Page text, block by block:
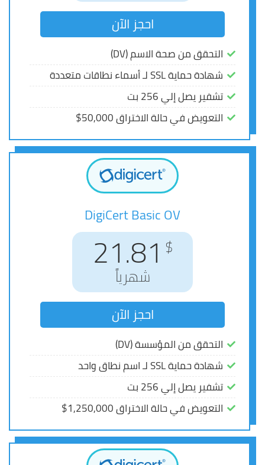
التحقق من صحة الاسم (DV)
شهادة حماية SSL لـ أسماء نطاقات متعددة
تشفير يصل إلي 256 بت
التعويض في حالة الاختراق 50,000$
احجز الآن
DigiCert Basic OV
$
23.75
شهرياً
التحقق من المؤسسة (DV)
شهادة حماية SSL لـ اسم نطاق واحد
تشفير يصل إلي 256 بت
التعويض في حالة الاختراق 1,250,000$
احجز الآن
التحقق من صحة الاسم (DV)
شهادة حماية SSL لـ أسماء نطاقات متعددة
تشفير يصل إلي 256 بت
التعويض في حالة الاختراق 50,000$
احجز الآن
DigiCert Basic OV
$
21.81
شهرياً
التحقق من المؤسسة (DV)
شهادة حماية SSL لـ اسم نطاق واحد
تشفير يصل إلي 256 بت
التعويض في حالة الاختراق 1,250,000$
احجز الآن